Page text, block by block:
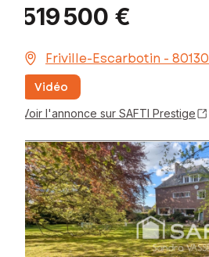
519 500 €
Friville-Escarbotin - 80130
Vidéo
Voir l'annonce sur SAFTI Prestige